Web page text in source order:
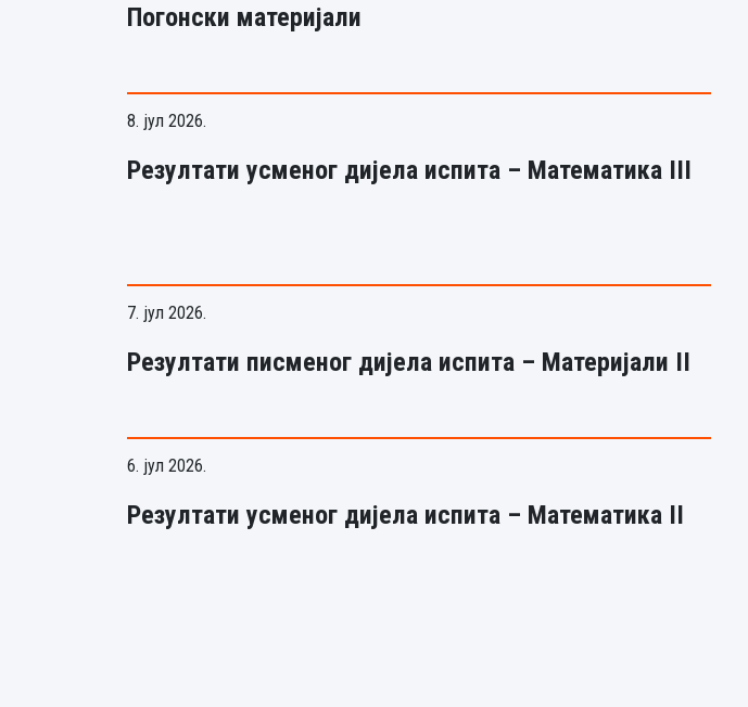
Погонски материјали
8. јул 2026.
Резултати усменог дијела испита – Математика III
7. јул 2026.
Резултати писменог дијела испита – Материјали II
6. јул 2026.
Резултати усменог дијела испита – Математика II